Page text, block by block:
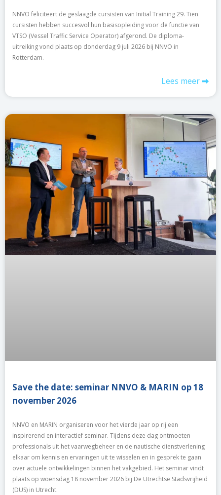
NNVO feliciteert de geslaagde cursisten van Initial Training 29. Tien
cursisten hebben succesvol hun basisopleiding voor de functie van
VTSO (Vessel Traffic Service Operator) afgerond. De diploma-
uitreiking vond plaats op donderdag 9 juli 2026 bij NNVO in
Rotterdam.
Lees meer
Save the date: seminar NNVO & MARIN op 18
november 2026
NNVO en MARIN organiseren voor het vierde jaar op rij een
inspirerend en interactief seminar. Tijdens deze dag ontmoeten
professionals uit het vaarwegbeheer en de nautische dienstverlening
elkaar om kennis en ervaringen uit te wisselen en in gesprek te gaan
over actuele ontwikkelingen binnen het vakgebied. Het seminar vindt
plaats op woensdag 18 november 2026 bij De Utrechtse Stadsvrijheid
(DUS) in Utrecht.